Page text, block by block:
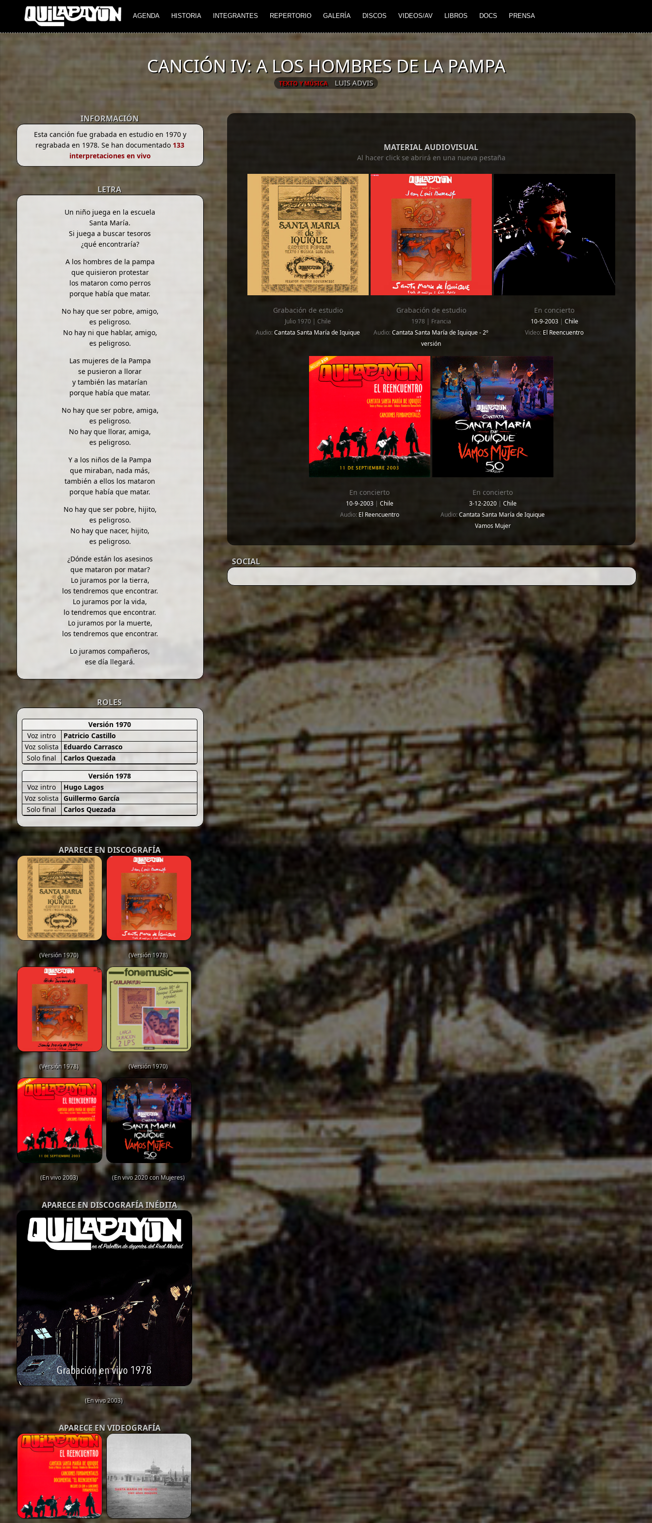
AGENDA HISTORIA INTEGRANTES REPERTORIO GALERÍA DISCOS VIDEOS/AV LIBROS DOCS PRENSA
CANCIÓN IV: A LOS HOMBRES DE LA PAMPA
TEXTO Y MÚSICA LUIS ADVIS
INFORMACIÓN
Esta canción fue grabada en estudio en 1970 y
regrabada en 1978. Se han documentado133
interpretaciones en vivo
LETRA
Un niño juega en la escuela
Santa María.
Si juega a buscar tesoros
¿qué encontraría?
A los hombres de la pampa
que quisieron protestar
los mataron como perros
porque había que matar.
No hay que ser pobre, amigo,
es peligroso.
No hay ni que hablar, amigo,
es peligroso.
Las mujeres de la Pampa
se pusieron a llorar
y también las matarían
porque había que matar.
No hay que ser pobre, amiga,
es peligroso.
No hay que llorar, amiga,
es peligroso.
Y a los niños de la Pampa
que miraban, nada más,
también a ellos los mataron
porque había que matar.
No hay que ser pobre, hijito,
es peligroso.
No hay que nacer, hijito,
es peligroso.
¿Dónde están los asesinos
que mataron por matar?
Lo juramos por la tierra,
los tendremos que encontrar.
Lo juramos por la vida,
lo tendremos que encontrar.
Lo juramos por la muerte,
los tendremos que encontrar.
Lo juramos compañeros,
ese día llegará.
ROLES
Versión 1970
Voz intro
Patricio Castillo
Voz solista Eduardo Carrasco
Solo final
Carlos Quezada
Versión 1978
Voz intro
Hugo Lagos
Voz solista Guillermo García
Solo final
Carlos Quezada
APARECE EN DISCOGRAFÍA
(Versión 1970) (Versión 1978)
(Versión 1978) (Versión 1970)
(En vivo 2003) (En vivo 2020 con Mujeres)
APARECE EN DISCOGRAFÍA INÉDITA
(En vivo 2003)
APARECE EN VIDEOGRAFÍA
MATERIAL AUDIOVISUAL
Al hacer click se abrirá en una nueva pestaña
Grabación de estudio
Julio 1970 | Chile
Audio:Cantata Santa María de Iquique
Grabación de estudio
1978 | Francia
Audio:Cantata Santa María de Iquique - 2º
versión
En concierto
10-9-2003|Chile
Video:El Reencuentro
En concierto
10-9-2003|Chile
Audio:El Reencuentro
En concierto
3-12-2020|Chile
Audio:Cantata Santa María de Iquique
Vamos Mujer
SOCIAL